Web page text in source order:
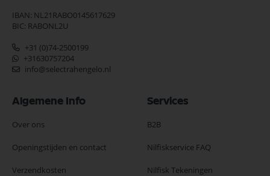
IBAN: NL21RABO0145617629
BIC: RABONL2U
+31 (0)74-2500199
+31630757204
info@selectrahengelo.nl
Algemene Info
Over ons
Openingstijden en contact
Verzendkosten
Services
B2B
Nilfiskservice FAQ
Nilfisk Tekeningen